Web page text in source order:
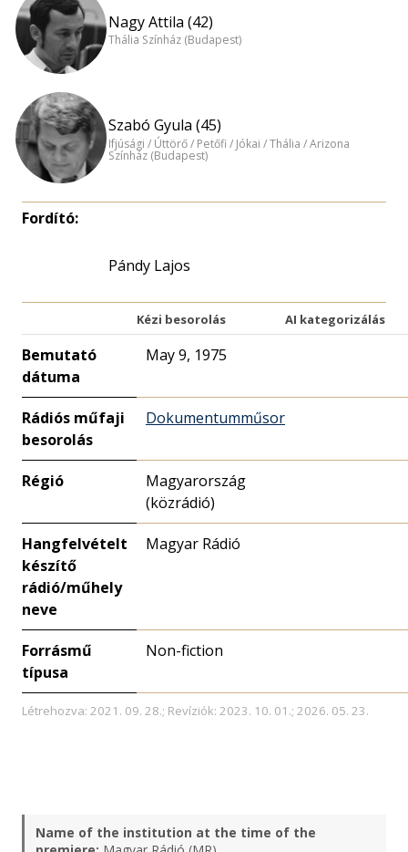
Nagy Attila (42)
Thália Színház (Budapest)
Szabó Gyula (45)
Ifjúsági / Úttörő / Petőfi / Jókai / Thália / Arizona
Színház (Budapest)
Fordító:
Pándy Lajos
Kézi besorolás AI kategorizálás
Bemutató
dátuma
May 9, 1975
Rádiós műfaji
besorolás
Dokumentumműsor
Régió
Magyarország
(közrádió)
Hangfelvételt
készítő
rádió/műhely
neve
Magyar Rádió
Forrásmű
típusa
Non-fiction
Létrehozva: 2021. 09. 28.; Revíziók: 2023. 10. 01.; 2026. 05. 23.
Name of the institution at the time of the